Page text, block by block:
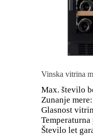
Vinska vitrina
Max. število
Zunanje
Glasnost
Število let